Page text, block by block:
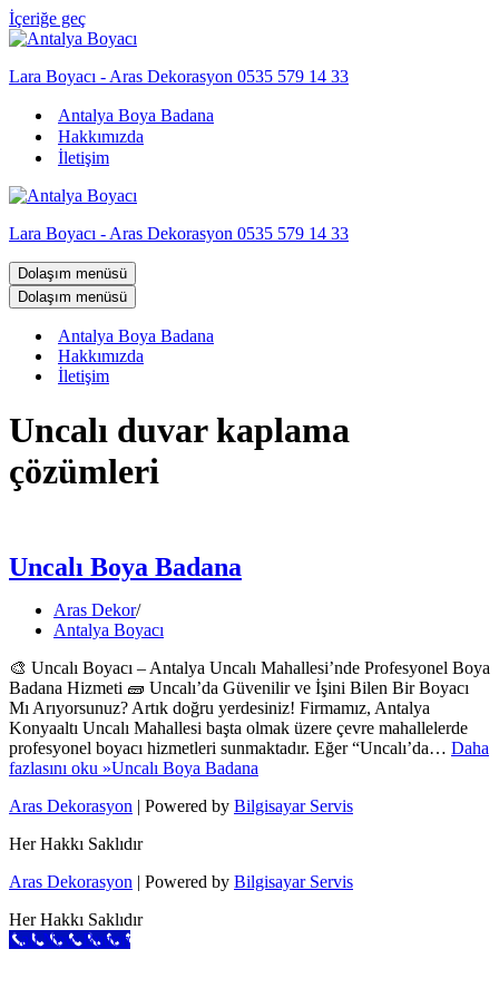
İçeriğe geç
Lara Boyacı - Aras Dekorasyon 0535 579 14 33
Antalya Boya Badana
Hakkımızda
İletişim
Lara Boyacı - Aras Dekorasyon 0535 579 14 33
Dolaşım menüsü
Dolaşım menüsü
Antalya Boya Badana
Hakkımızda
İletişim
Uncalı duvar kaplama
çözümleri
Uncalı Boya Badana
Aras Dekor
Antalya Boyacı
🎨 Uncalı Boyacı – Antalya Uncalı Mahallesi’nde Profesyonel Boya
Badana Hizmeti 🧱 Uncalı’da Güvenilir ve İşini Bilen Bir Boyacı
Mı Arıyorsunuz? Artık doğru yerdesiniz! Firmamız, Antalya
Konyaaltı Uncalı Mahallesi başta olmak üzere çevre mahallelerde
profesyonel boyacı hizmetleri sunmaktadır. Eğer “Uncalı’da… Daha
fazlasını oku »Uncalı Boya Badana
Aras Dekorasyon | Powered by Bilgisayar Servis
Her Hakkı Saklıdır
Aras Dekorasyon | Powered by Bilgisayar Servis
Her Hakkı Saklıdır
Call Now Button